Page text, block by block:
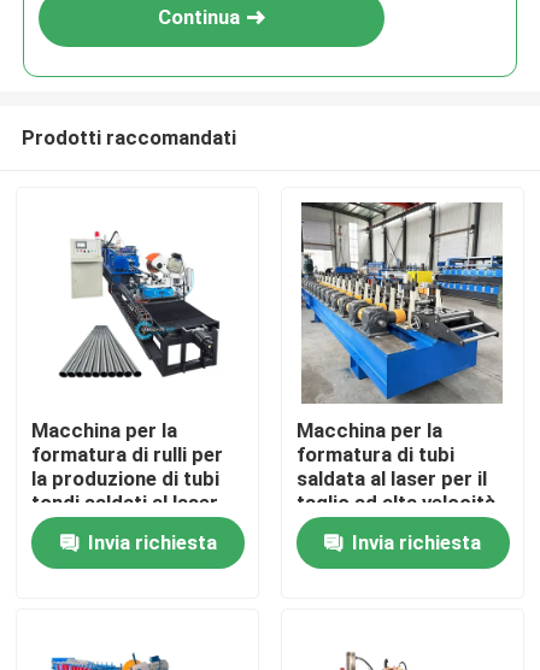
Casa
Circa noi
Continua
Prodotti raccomandati
Macchina per la
formatura di rulli per
la produzione di tubi
tondi saldati al laser
zincati a profilo
d'acciaioInvia richiesta
Macchina per la
formatura di tubi
saldata al laser per il
taglio ad alta velocità
e senza interruzioni di
profili in acciaio
20x20-40x40mm
Invia richiesta